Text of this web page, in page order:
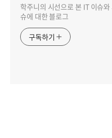
학주니의 시선으로 본 IT 이슈
슈에 대한 블로그
구독하기